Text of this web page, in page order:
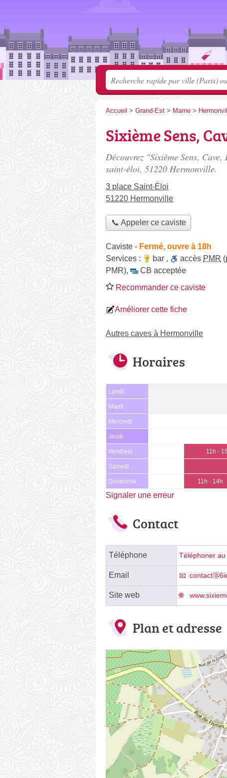
Accueil > Grand-Est > Marne >
Sixième Sens,
Découvrez "Sixième Sens,
saint-éloi, 51220 Hermonville.
3 place Saint-Éloi
51220 Hermonville
📞 Appeler ce caviste
Caviste - Fermé, ouvre à 18h
Services :
bar , accès PMR
PMR),
CB acceptée
Recommander ce caviste
Améliorer cette fiche
Autres caves à Hermonville
Horaires
Lundi
Mardi
Mercredi
Jeudi
Vendredi 11h -
Samedi
Dimanche 11h - 14h
Signaler une erreur
Contact
Téléphone Téléphoner au
Email
Site web
Plan et adresse